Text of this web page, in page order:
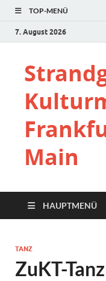
TOP-MENÜ
7. August 2026
Main
HAUPTMENÜ
TANZ
ZuKT-